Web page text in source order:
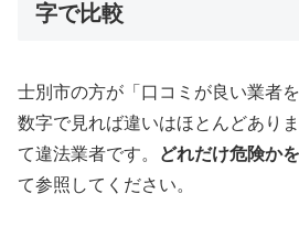
字で比較
士別市の方が「口コミが良い業者
数字で見れば違いはほとんどあり
て違法業者です。
どれだけ危険か
て参照してください。